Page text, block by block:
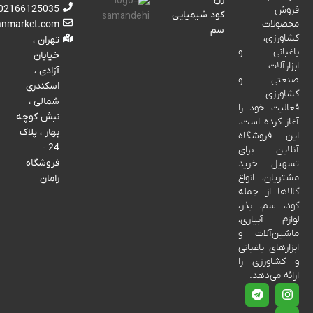
فروش
محصولات
کشاورزی،
باغبانی و
ابزارآلات
صنعتی و
کشاورزی
فعالیت خود را
آغاز کرده است.
این فروشگاه
آنلاین برای
تسهیل خرید
مشتریان، انواع
کالاها از جمله
کود، سم، بذر،
لوازم آبیاری،
ماشین‌آلات و
ابزارهای باغبانی
و کشاورزی را
ارائه می‌دهد.
کود شیمیایی
سم
تهران ،
خیابان
آزادی ،
اسکندری
شمالی ،
نبش کوچه
بهار ، پلاک
24 -
فروشگاه
رامان